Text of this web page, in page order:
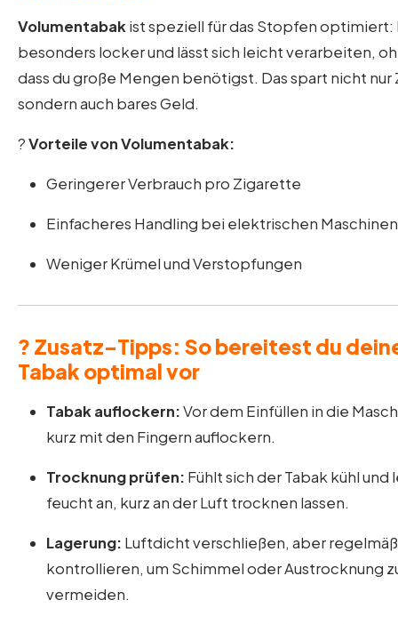
Volumentabakist speziell für das Stopfen optimiert:
besonders locker und lässt sich leicht verarbeiten,
dass du große Mengen benötigst. Das spart nicht nur
sondern auch bares Geld.
?Vorteile von Volumentabak:
Geringerer Verbrauch pro Zigarette
Einfacheres Handling bei elektrischen Maschinen
Weniger Krümel und Verstopfungen
? Zusatz-Tipps: So bereitest du
Tabak optimal vor
Tabak auflockern:Vor dem Einfüllen in die
kurz mit den Fingern auflockern.
Trocknung prüfen: Fühlt sich der Tabak kühl und
feucht an, kurz an der Luft trocknen lassen.
Lagerung: Luftdicht verschließen, aber
kontrollieren, um Schimmel oder Austrocknung
vermeiden.